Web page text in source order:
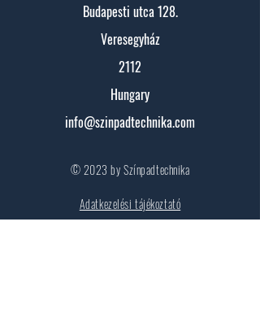
Budapesti utca 128.
Veresegyház
2112
Hungary
info@szinpadtechnika.com
© 2023 by Színpadtechnika
Adatkezelési tájékoztató